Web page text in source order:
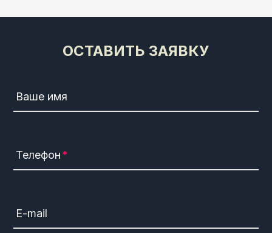
ОСТАВИТЬ ЗАЯВКУ
Ваше имя
Телефон
E-mail